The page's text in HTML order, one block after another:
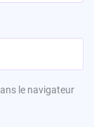
le navigateur